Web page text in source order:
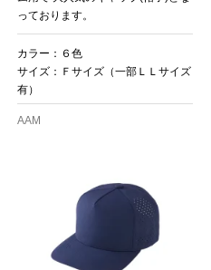
っております。
カラー：６色
サイズ：Ｆサイズ（一部ＬＬサイズ
有）
AAM